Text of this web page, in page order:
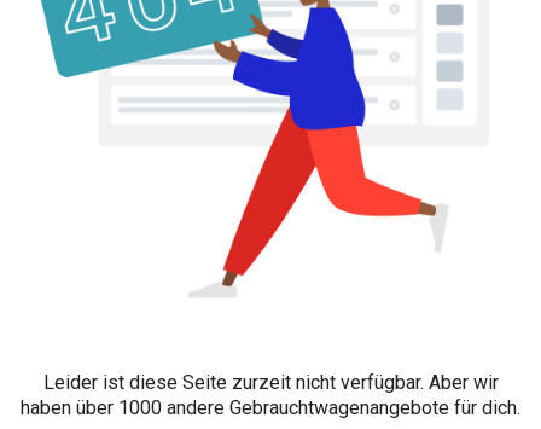
Leider ist diese Seite zurzeit nicht verfügbar. Aber wir
haben über 1000 andere Gebrauchtwagenangebote für dich.